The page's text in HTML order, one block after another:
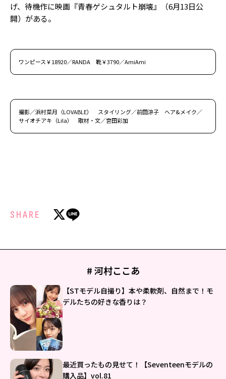
げ、待機作に映画『青春ゲシュタルト崩壊』（6月13日公
開）がある。
ワンピース￥18920／RANDA 靴￥3790／AmiAmi
撮影／浜村菜月（LOVABLE） スタイリング／前田涼子 ヘア&メイク／
サイオチアキ（Lila） 取材・文／宮田彩加
SHARE
# 河村ここあ
【STモデル自撮り】本や柔軟剤、自然まで！モ
デルたちの好きな香りは？
最近買ったもの見せて！【Seventeenモデルの
購入品】vol.81